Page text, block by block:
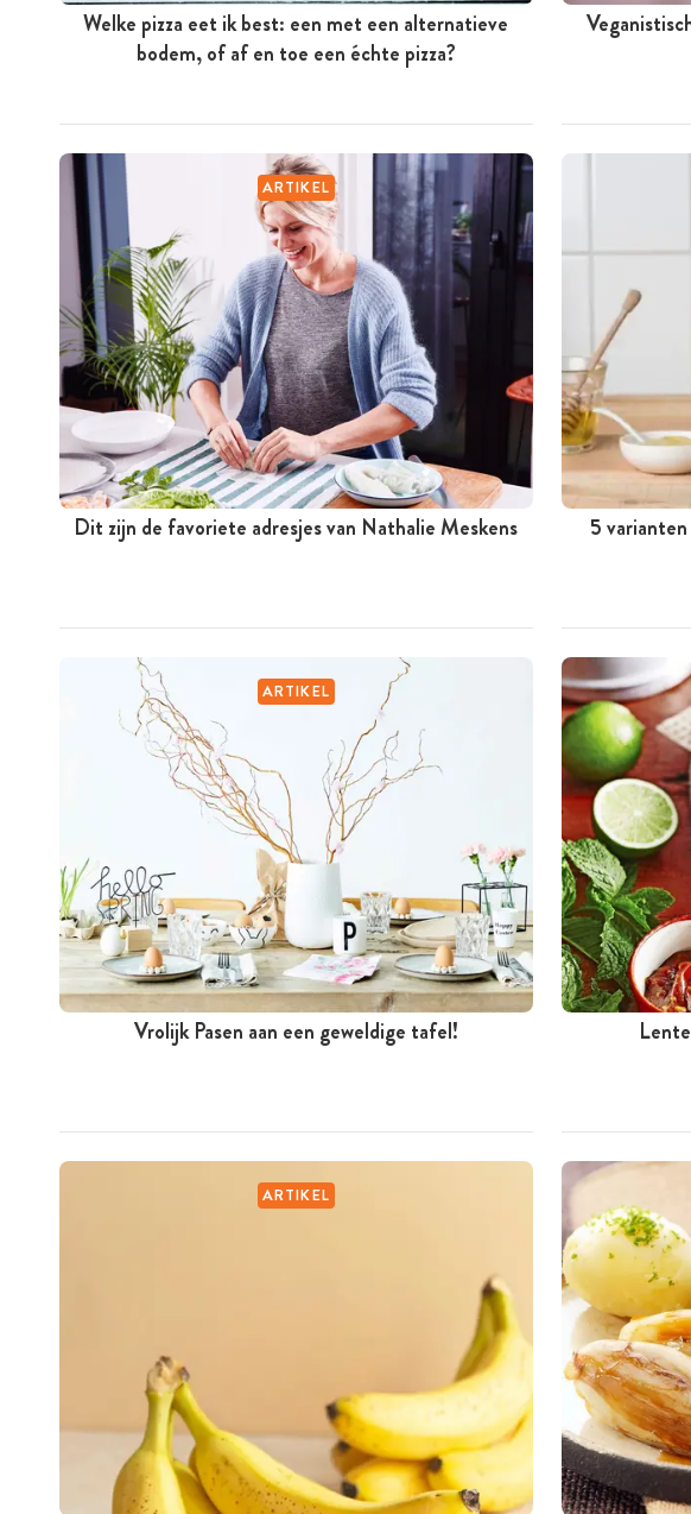
Welke pizza eet ik best: een met een alternatieve
bodem, of af en toe een échte pizza?
ARTIKEL
Dit zijn de favoriete adresjes van Nathalie Meskens 5
ARTIKEL
Vrolijk Pasen aan een geweldige tafel!
ARTIKEL